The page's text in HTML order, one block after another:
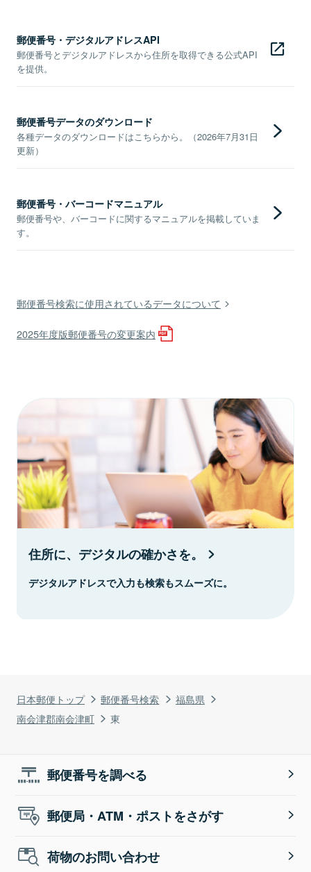
日本郵便トップ 郵便番号検索
福島県
南会津郡南会津町
東
郵便番号・デジタルアドレスAPI
郵便番号とデジタルアドレスから住所を取得できる公式API
を提供。
郵便番号データのダウンロード
各種データのダウンロードはこちらから。（2026年7月31日
更新）
郵便番号・バーコードマニュアル
郵便番号や、バーコードに関するマニュアルを掲載していま
す。
郵便番号検索に使用されているデータについて
2025年度版郵便番号の変更案内
住所に、デジタルの確かさを。
デジタルアドレスで入力も検索もスムーズに。
郵便番号を調べる
郵便局・ATM・ポストをさがす
荷物のお問い合わせ